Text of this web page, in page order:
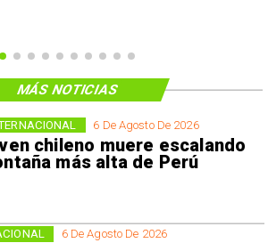
6 De Agosto De 2026
chileno muere escalando
más alta de Perú
6 De Agosto De 2026
MÁS NOTICIAS